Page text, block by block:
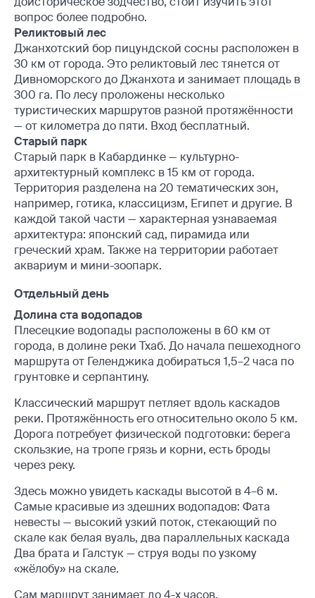
вопрос более подробно.
Реликтовый лес
Джанхотский бор пицундской сосны расположен в
30 км от города. Это реликтовый лес тянется от
Дивноморского до Джанхота и занимает площадь в
300 га. По лесу проложены несколько
туристических маршрутов разной протяжённости
— от километра до пяти. Вход бесплатный.
Старый парк
Старый парк в Кабардинке — культурно-
архитектурный комплекс в 15 км от города.
Территория разделена на 20 тематических зон,
например, готика, классицизм, Египет и другие. В
каждой такой части — характерная узнаваемая
архитектура: японский сад, пирамида или
греческий храм. Также на территории работает
аквариум и мини-зоопарк.
Отдельный день
Долина ста водопадов
Плесецкие водопады расположены в 60 км от
города, в долине реки Тхаб. До начала пешеходного
маршрута от Геленджика добираться 1,5–2 часа по
грунтовке и серпантину.
Классический маршрут петляет вдоль каскадов
реки. Протяжённость его относительно около 5 км.
Дорога потребует физической подготовки: берега
скользкие, на тропе грязь и корни, есть броды
через реку.
Здесь можно увидеть каскады высотой в 4–6 м.
Самые красивые из здешних водопадов: Фата
невесты — высокий узкий поток, стекающий по
скале как белая вуаль, два параллельных каскада
Два брата и Галстук — струя воды по узкому
«жёлобу» на скале.